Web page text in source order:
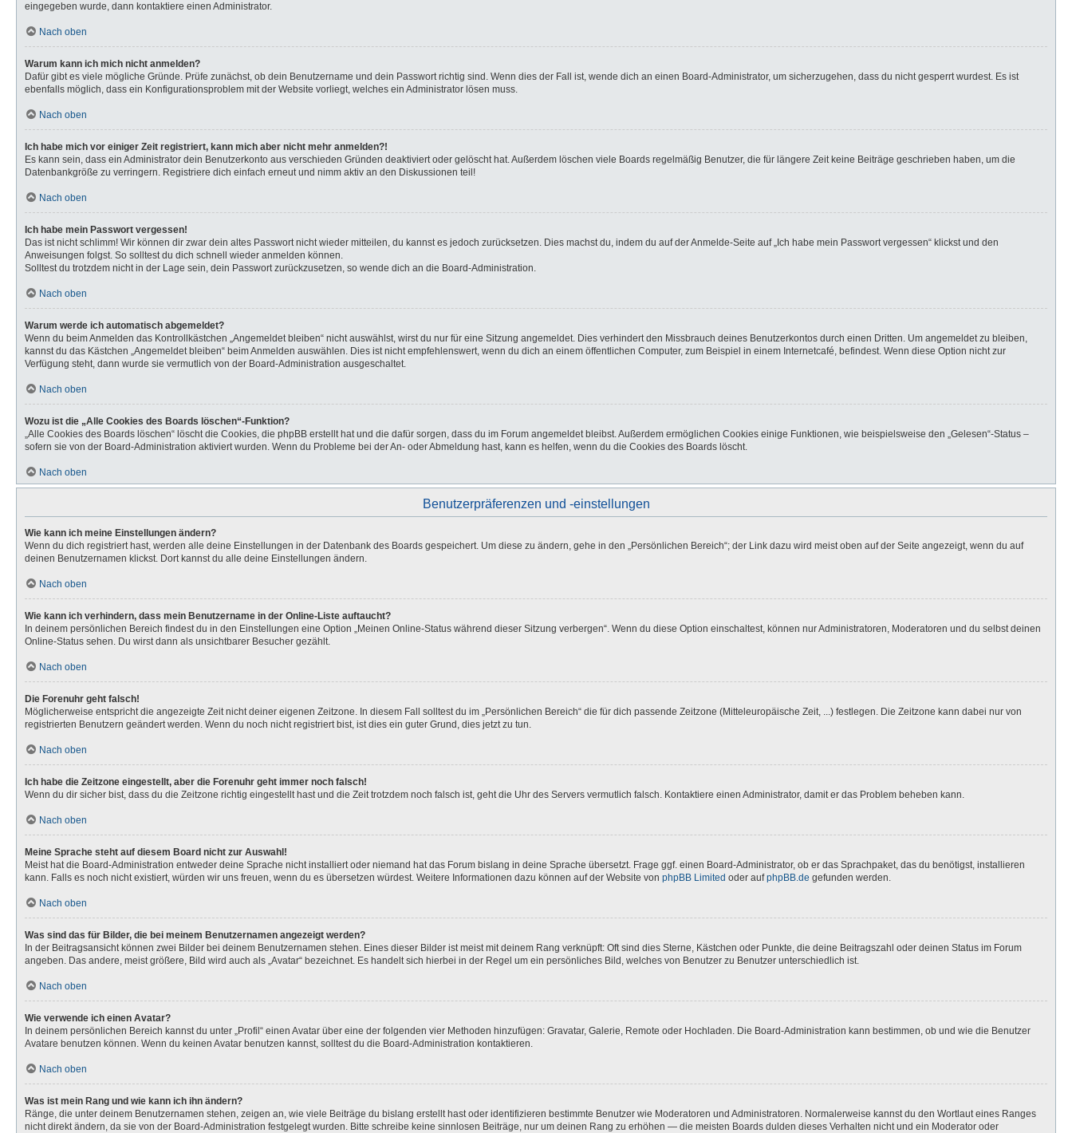
eingegeben wurde, dann kontaktiere einen Administrator.
Nach oben
Warum kann ich mich nicht anmelden?
Dafür gibt es viele mögliche Gründe. Prüfe zunächst, ob dein Benutzername und dein Passwort richtig sind. Wenn dies der Fall ist, wende dich an einen Board-Administrator, um sicherzugehen, dass du nicht gesperrt wurdest. Es ist
ebenfalls möglich, dass ein Konfigurationsproblem mit der Website vorliegt, welches ein Administrator lösen muss.
Nach oben
Ich habe mich vor einiger Zeit registriert, kann mich aber nicht mehr anmelden?!
Es kann sein, dass ein Administrator dein Benutzerkonto aus verschieden Gründen deaktiviert oder gelöscht hat. Außerdem löschen viele Boards regelmäßig Benutzer, die für längere Zeit keine Beiträge geschrieben haben, um die
Datenbankgröße zu verringern. Registriere dich einfach erneut und nimm aktiv an den Diskussionen teil!
Nach oben
Ich habe mein Passwort vergessen!
Das ist nicht schlimm! Wir können dir zwar dein altes Passwort nicht wieder mitteilen, du kannst es jedoch zurücksetzen. Dies machst du, indem du auf der Anmelde-Seite auf „Ich habe mein Passwort vergessen“ klickst und den
Anweisungen folgst. So solltest du dich schnell wieder anmelden können.
Solltest du trotzdem nicht in der Lage sein, dein Passwort zurückzusetzen, so wende dich an die Board-Administration.
Nach oben
Warum werde ich automatisch abgemeldet?
Wenn du beim Anmelden das Kontrollkästchen „Angemeldet bleiben“ nicht auswählst, wirst du nur für eine Sitzung angemeldet. Dies verhindert den Missbrauch deines Benutzerkontos durch einen Dritten. Um angemeldet zu bleiben,
kannst du das Kästchen „Angemeldet bleiben“ beim Anmelden auswählen. Dies ist nicht empfehlenswert, wenn du dich an einem öffentlichen Computer, zum Beispiel in einem Internetcafé, befindest. Wenn diese Option nicht zur
Verfügung steht, dann wurde sie vermutlich von der Board-Administration ausgeschaltet.
Nach oben
Wozu ist die „Alle Cookies des Boards löschen“-Funktion?
„Alle Cookies des Boards löschen“ löscht die Cookies, die phpBB erstellt hat und die dafür sorgen, dass du im Forum angemeldet bleibst. Außerdem ermöglichen Cookies einige Funktionen, wie beispielsweise den „Gelesen“-Status –
sofern sie von der Board-Administration aktiviert wurden. Wenn du Probleme bei der An- oder Abmeldung hast, kann es helfen, wenn du die Cookies des Boards löscht.
Nach oben
Benutzerpräferenzen und -einstellungen
Wie kann ich meine Einstellungen ändern?
Wenn du dich registriert hast, werden alle deine Einstellungen in der Datenbank des Boards gespeichert. Um diese zu ändern, gehe in den „Persönlichen Bereich“; der Link dazu wird meist oben auf der Seite angezeigt, wenn du auf
deinen Benutzernamen klickst. Dort kannst du alle deine Einstellungen ändern.
Nach oben
Wie kann ich verhindern, dass mein Benutzername in der Online-Liste auftaucht?
In deinem persönlichen Bereich findest du in den Einstellungen eine Option „Meinen Online-Status während dieser Sitzung verbergen“. Wenn du diese Option einschaltest, können nur Administratoren, Moderatoren und du selbst deinen
Online-Status sehen. Du wirst dann als unsichtbarer Besucher gezählt.
Nach oben
Die Forenuhr geht falsch!
Möglicherweise entspricht die angezeigte Zeit nicht deiner eigenen Zeitzone. In diesem Fall solltest du im „Persönlichen Bereich“ die für dich passende Zeitzone (Mitteleuropäische Zeit, ...) festlegen. Die Zeitzone kann dabei nur von
registrierten Benutzern geändert werden. Wenn du noch nicht registriert bist, ist dies ein guter Grund, dies jetzt zu tun.
Nach oben
Ich habe die Zeitzone eingestellt, aber die Forenuhr geht immer noch falsch!
Wenn du dir sicher bist, dass du die Zeitzone richtig eingestellt hast und die Zeit trotzdem noch falsch ist, geht die Uhr des Servers vermutlich falsch. Kontaktiere einen Administrator, damit er das Problem beheben kann.
Nach oben
Meine Sprache steht auf diesem Board nicht zur Auswahl!
Meist hat die Board-Administration entweder deine Sprache nicht installiert oder niemand hat das Forum bislang in deine Sprache übersetzt. Frage ggf. einen Board-Administrator, ob er das Sprachpaket, das du benötigst, installieren
kann. Falls es noch nicht existiert, würden wir uns freuen, wenn du es übersetzen würdest. Weitere Informationen dazu können auf der Website von phpBB Limited oder aufphpBB.de gefunden werden.
Nach oben
Was sind das für Bilder, die bei meinem Benutzernamen angezeigt werden?
In der Beitragsansicht können zwei Bilder bei deinem Benutzernamen stehen. Eines dieser Bilder ist meist mit deinem Rang verknüpft: Oft sind dies Sterne, Kästchen oder Punkte, die deine Beitragszahl oder deinen Status im Forum
angeben. Das andere, meist größere, Bild wird auch als „Avatar“ bezeichnet. Es handelt sich hierbei in der Regel um ein persönliches Bild, welches von Benutzer zu Benutzer unterschiedlich ist.
Nach oben
Wie verwende ich einen Avatar?
In deinem persönlichen Bereich kannst du unter „Profil“ einen Avatar über eine der folgenden vier Methoden hinzufügen: Gravatar, Galerie, Remote oder Hochladen. Die Board-Administration kann bestimmen, ob und wie die Benutzer
Avatare benutzen können. Wenn du keinen Avatar benutzen kannst, solltest du die Board-Administration kontaktieren.
Nach oben
Was ist mein Rang und wie kann ich ihn ändern?
Ränge, die unter deinem Benutzernamen stehen, zeigen an, wie viele Beiträge du bislang erstellt hast oder identifizieren bestimmte Benutzer wie Moderatoren und Administratoren. Normalerweise kannst du den Wortlaut eines Ranges
nicht direkt ändern, da sie von der Board-Administration festgelegt wurden. Bitte schreibe keine sinnlosen Beiträge, nur um deinen Rang zu erhöhen — die meisten Boards dulden dieses Verhalten nicht und ein Moderator oder